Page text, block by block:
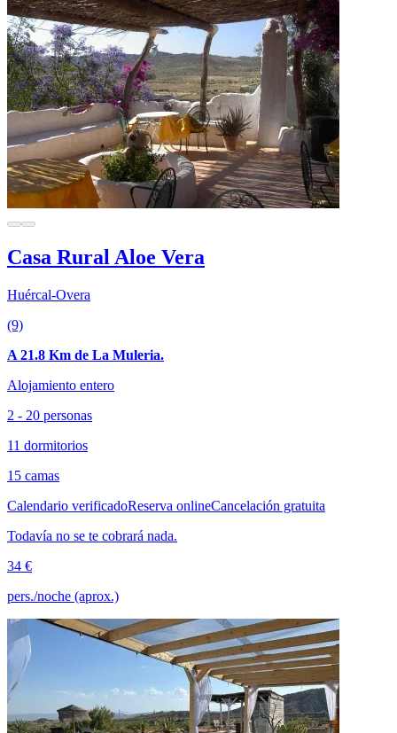
Casa Rural Aloe Vera
Huércal-Overa
(9)
A 21.8 Km de La Muleria.
Alojamiento entero
2 - 20 personas
11 dormitorios
15 camas
Calendario verificadoReserva onlineCancelación gratuita
Todavía no se te cobrará nada.
34 €
pers./noche (aprox.)